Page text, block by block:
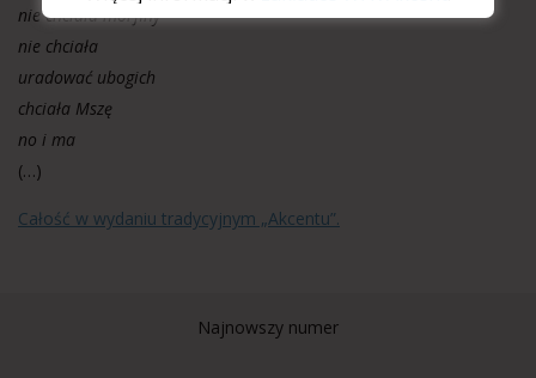
nie chciała morfiny
nie chciała
uradować ubogich
chciała Mszę
no i ma
(…)
Całość w wydaniu tradycyjnym „Akcentu”.
Najnowszy numer